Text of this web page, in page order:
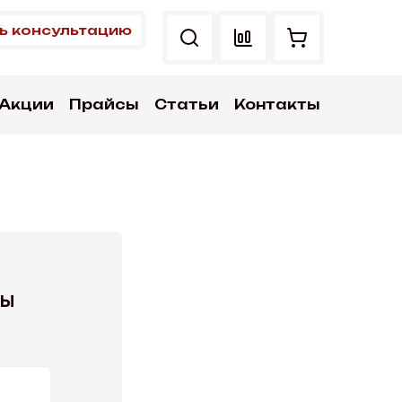
консультацию
Прайсы Статьи Контакты